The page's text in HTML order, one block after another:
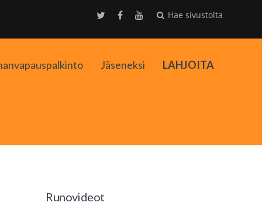
Hae sivustolta
Jäseneksi LAHJOITA
Runovideot